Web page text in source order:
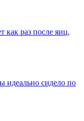
как раз после яиц,
идеально сидело по